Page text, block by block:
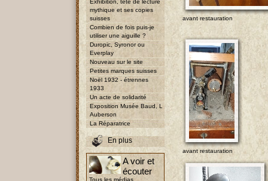
Exhibition, tête de lecture
mythique et ses copies
suisses
Combien de fois puis-je
utiliser une aiguille ?
Duropic, Syronor ou
Everplay
Nouveau sur le site
Petites marques suisses
Noël 1932 - étrennes
1933
Un acte de solidarité
Exposition Musée Baud, L
Auberson
La Réparatrice
En plus
A voir et
écouter
Tous les médias
avant restauration
avant restauration